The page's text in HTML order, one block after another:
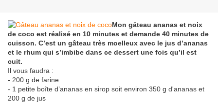
Mon gâteau ananas et noix
de coco est réalisé en 10 minutes et demande 40 minutes de
cuisson. C’est un gâteau très moelleux avec le jus d’ananas
et le rhum qui s’imbibe dans ce dessert une fois qu’il est
cuit.
Il vous faudra :
- 200 g de farine
- 1 petite boîte d’ananas en sirop soit environ 350 g d'ananas et
200 g de jus